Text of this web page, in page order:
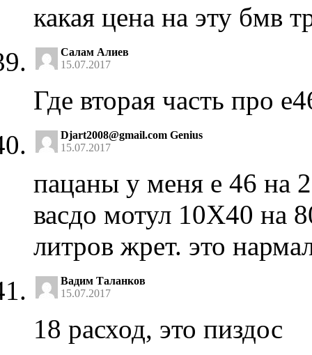
какая цена на эту бмв
Салам Алиев
15.07.2017
Где вторая часть про
Djart2008@gmail.com Genius
15.07.2017
пацаны у меня е 46 на
васдо мотул 10Х40 на
литров жрет. это
Вадим Таланков
15.07.2017
18 расход, это пиздос